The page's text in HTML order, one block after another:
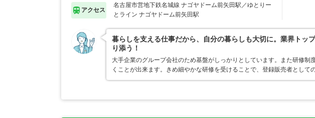
アクセス
名古屋市営地下鉄名城線 ナゴヤドーム前矢田駅／ゆとりー
とライン ナゴヤドーム前矢田駅
暮らしを支える仕事だから、自分の暮らしも大切に。業界トッ
り添う！
大手企業のグループ会社のため基盤がしっかりとしています。また研修
くことが出来ます。きめ細やかな研修を受けることで、登録販売者とし